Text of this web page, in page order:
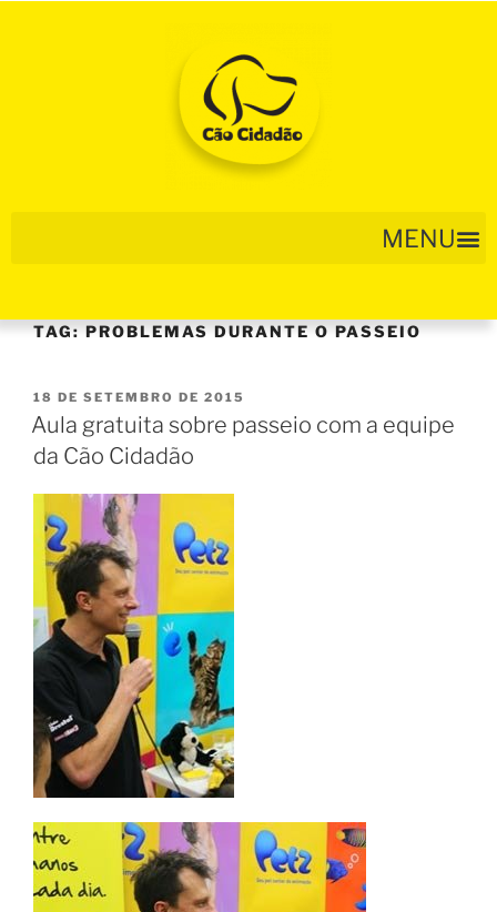
TAG:PROBLEMAS DURANTE O PASSEIO
18 DE SETEMBRO DE 2015
Aula gratuita sobre passeio com a equipe
da Cão Cidadão